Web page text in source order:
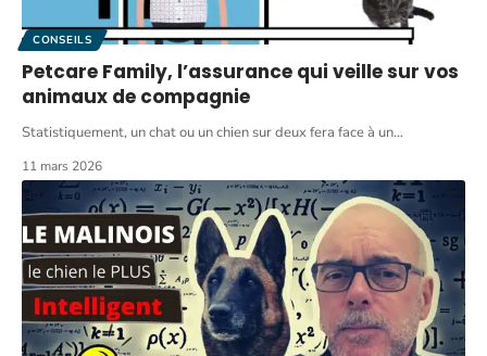
CONSEILS
Petcare Family, l’assurance qui veille sur vos
animaux de compagnie
Statistiquement, un chat ou un chien sur deux fera face à un…
11 mars 2026